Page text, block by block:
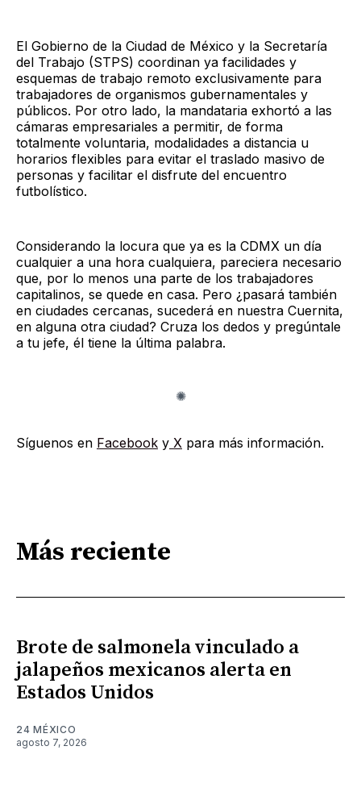
El Gobierno de la Ciudad de México y la Secretaría
del Trabajo (STPS) coordinan ya facilidades y
esquemas de trabajo remoto exclusivamente para
trabajadores de organismos gubernamentales y
públicos. Por otro lado, la mandataria exhortó a las
cámaras empresariales a permitir, de forma
totalmente voluntaria, modalidades a distancia u
horarios flexibles para evitar el traslado masivo de
personas y facilitar el disfrute del encuentro
futbolístico.
Considerando la locura que ya es la CDMX un día
cualquier a una hora cualquiera, pareciera necesario
que, por lo menos una parte de los trabajadores
capitalinos, se quede en casa. Pero ¿pasará también
en ciudades cercanas, sucederá en nuestra Cuernita,
en alguna otra ciudad? Cruza los dedos y pregúntale
a tu jefe, él tiene la última palabra.
Síguenos en Facebook y X para más información.
Más reciente
Brote de salmonela vinculado a
jalapeños mexicanos alerta en
Estados Unidos
24 MÉXICO
agosto 7, 2026